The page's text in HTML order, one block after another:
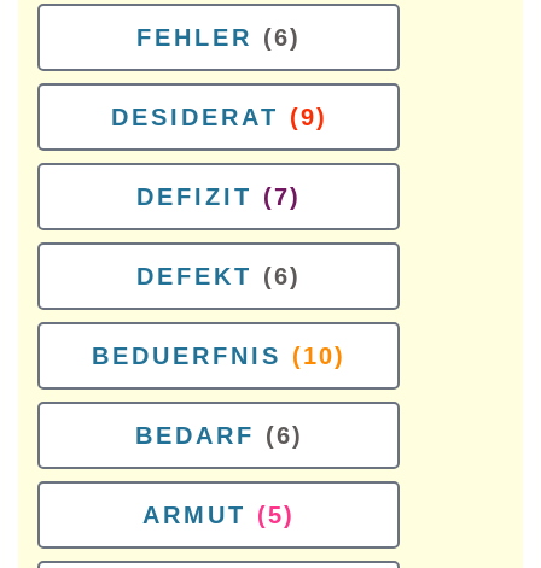
FEHLER (6)
DESIDERAT (9)
DEFIZIT (7)
DEFEKT (6)
BEDUERFNIS (10)
BEDARF (6)
ARMUT (5)